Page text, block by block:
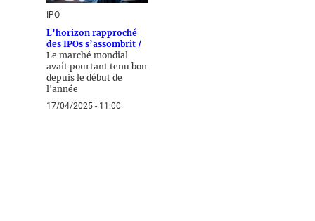
IPO
L’horizon rapproché
des IPOs s’assombrit /
Le marché mondial
avait pourtant tenu bon
depuis le début de
l'année
17/04/2025 - 11:00